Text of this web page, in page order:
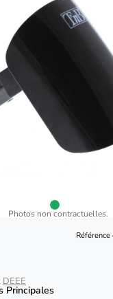
Photos non contractuelles.
DEEE
Principales